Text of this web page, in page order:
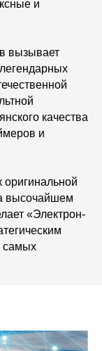
и
вызывает
качества
и
оригинальной
высочайшем
«Электрон-
самых